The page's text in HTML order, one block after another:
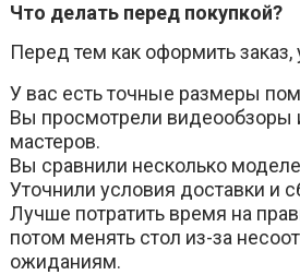
Что делать перед покупкой?
Перед тем как оформить заказ,
У вас есть точные размеры
Вы просмотрели видеообзоры
мастеров.
Вы сравнили несколько
Уточнили условия доставки и
Лучше потратить время на
потом менять стол из-за
ожиданиям.